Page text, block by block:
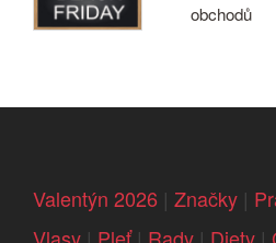
obchodů
Valentýn 2026 | Značky |
Vlasy | Pleť| Rady | Diety |